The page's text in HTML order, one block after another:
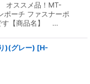
オススメ品！MT-
ポーチ ファスナーポ
す【商品名】 …
)(グレー) [H-